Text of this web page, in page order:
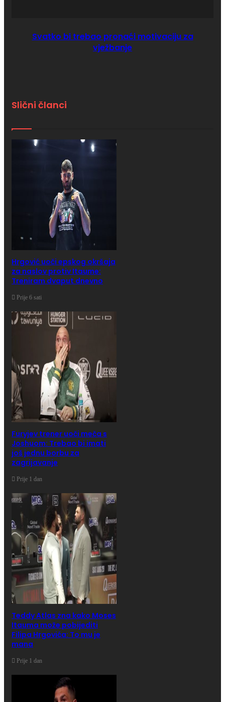
Svatko bi trebao pronaći motivaciju za
vježbanje
Slični članci
Hrgović uoči epskog okršaja
za naslov protiv Itaume:
Treniram dvaput dnevno
Prije 6 sati
Furyjev trener uoči meča s
Joshuom: Trebao bi imati
još jednu borbu za
zagrijavanje
Prije 1 dan
Teddy Atlas zna kako Moses
Itauma može pobijediti
Filipa Hrgovića: To mu je
mana
Prije 1 dan